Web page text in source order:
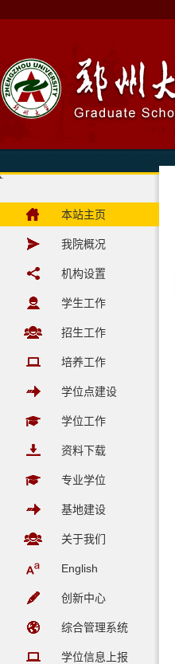
本站主页
我院概况
机构设置
学生工作
招生工作
培养工作
学位点建设
学位工作
资料下载
专业学位
基地建设
关于我们
English
创新中心
综合管理系统
学位信息上报